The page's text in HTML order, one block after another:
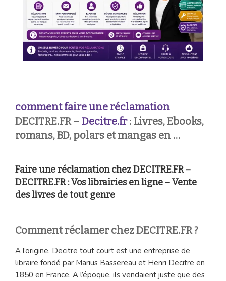
comment faire une réclamation
DECITRE.FR – Decitre.fr: Livres, Ebooks,
romans, BD, polars et mangas en …
Faire une réclamation chez DECITRE.FR –
DECITRE.FR : Vos librairies en ligne – Vente
des livres de tout genre
Comment réclamer chez DECITRE.FR ?
A l’origine, Decitre tout court est une entreprise de
libraire fondé par Marius Bassereau et Henri Decitre en
1850 en France. A l’époque, ils vendaient juste que des